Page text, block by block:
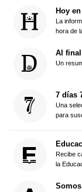
Hoy
La
hora de
Al
Un
7 días
Una
para
Recibe
la